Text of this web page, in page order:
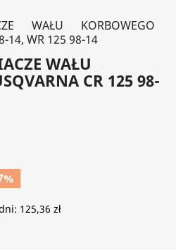
WAŁU KORBOWEGO
14, WR 125 98-14
WAŁU
CR 125 98-
125,36 zł